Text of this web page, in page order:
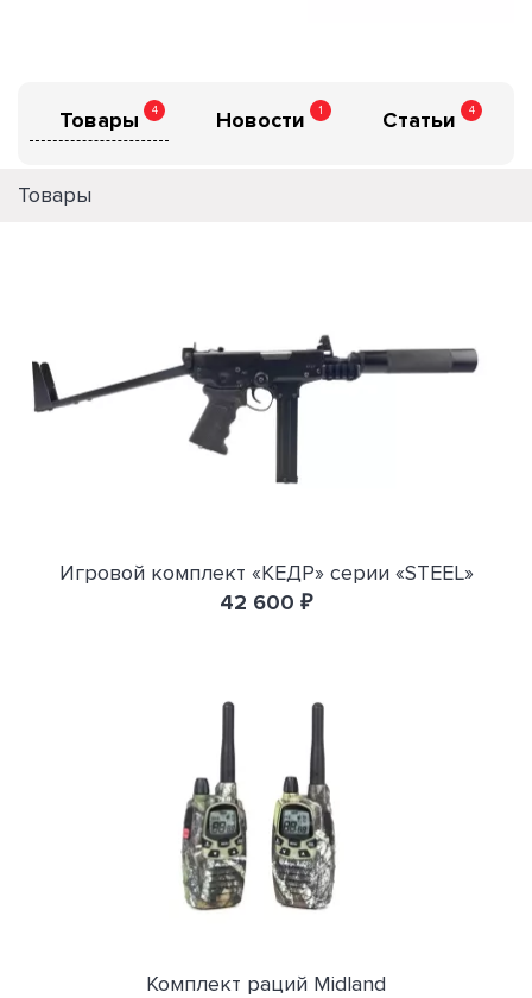
Товары 4 Новости 1 Статьи 4
Товары
Игровой комплект «КЕДР» серии «STEEL»
42 600 ₽
Комплект раций Midland